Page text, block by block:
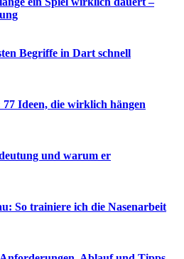
Begriffe in Dart schnell
Ideen, die wirklich hängen
und warum er
So trainiere ich die Nasenarbeit